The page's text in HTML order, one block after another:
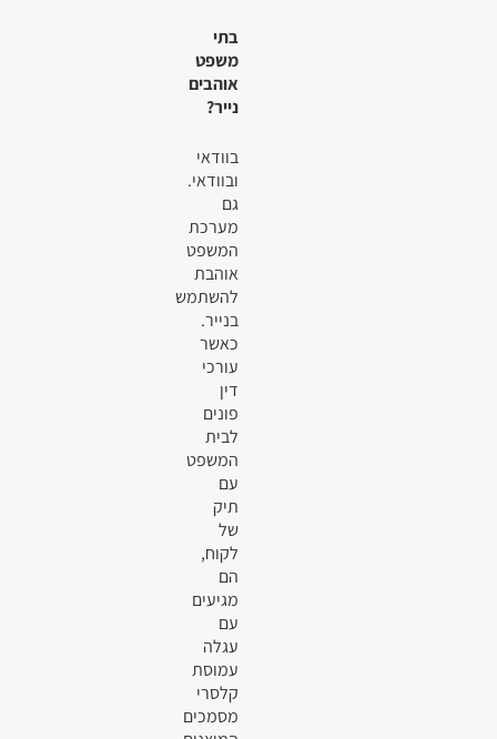
בתי
משפט
אוהבים
נייר?
בוודאי
ובוודאי.
גם
מערכת
המשפט
אוהבת
להשתמש
בנייר.
כאשר
עורכי
דין
פונים
לבית
המשפט
עם
תיק
של
לקוח,
הם
מגיעים
עם
עגלה
עמוסת
קלסרי
מסמכים